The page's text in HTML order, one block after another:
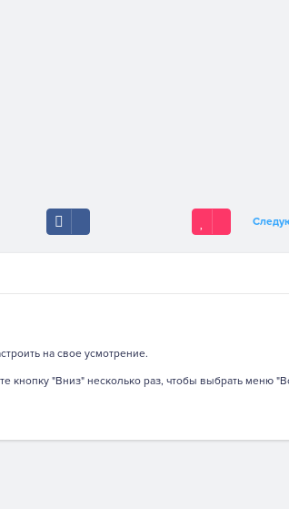
на свое усмотрение.
кнопку "Вниз" несколько раз, чтобы выбрать меню